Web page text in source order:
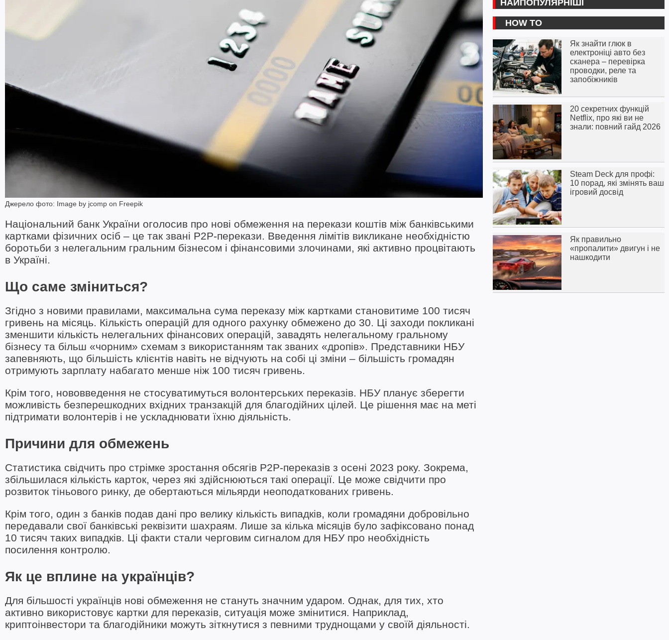
Джерело фото: Image by jcomp on Freepik
Національний банк України оголосив про нові обмеження на перекази коштів між банківськими
картками фізичних осіб – це так звані P2P-перекази. Введення лімітів викликане необхідністю
боротьби з нелегальним гральним бізнесом і фінансовими злочинами, які активно процвітають
в Україні.
Що саме зміниться?
Згідно з новими правилами, максимальна сума переказу між картками становитиме 100 тисяч
гривень на місяць. Кількість операцій для одного рахунку обмежено до 30. Ці заходи покликані
зменшити кількість нелегальних фінансових операцій, завадять нелегальному гральному
бізнесу та більш «чорним» схемам з використанням так званих «дропів». Представники НБУ
запевняють, що більшість клієнтів навіть не відчують на собі ці зміни – більшість громадян
отримують зарплату набагато менше ніж 100 тисяч гривень.
Крім того, нововведення не стосуватимуться волонтерських переказів. НБУ планує зберегти
можливість безперешкодних вхідних транзакцій для благодійних цілей. Це рішення має на меті
підтримати волонтерів і не ускладнювати їхню діяльність.
Причини для обмежень
Статистика свідчить про стрімке зростання обсягів P2P-переказів з осені 2023 року. Зокрема,
збільшилася кількість карток, через які здійснюються такі операції. Це може свідчити про
розвиток тіньового ринку, де обертаються мільярди неоподаткованих гривень.
Крім того, один з банків подав дані про велику кількість випадків, коли громадяни добровільно
передавали свої банківські реквізити шахраям. Лише за кілька місяців було зафіксовано понад
10 тисяч таких випадків. Ці факти стали черговим сигналом для НБУ про необхідність
посилення контролю.
Як це вплине на українців?
Для більшості українців нові обмеження не стануть значним ударом. Однак, для тих, хто
активно використовує картки для переказів, ситуація може змінитися. Наприклад,
криптоінвестори та благодійники можуть зіткнутися з певними труднощами у своїй діяльності.
НАЙПОПУЛЯРНІШІ
HOW TO
Як знайти глюк в
електроніці авто без
сканера – перевірка
проводки, реле та
запобіжників
20 секретних функцій
Netflix, про які ви не
знали: повний гайд 2026
Steam Deck для профі:
10 порад, які змінять ваш
ігровий досвід
Як правильно
«пропалити» двигун і не
нашкодити